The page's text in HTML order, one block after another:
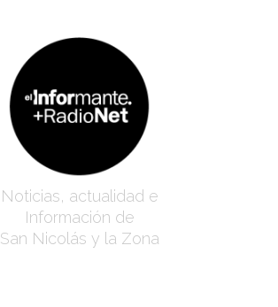
Noticias, actualidad e
Información de
San Nicolás y la Zona